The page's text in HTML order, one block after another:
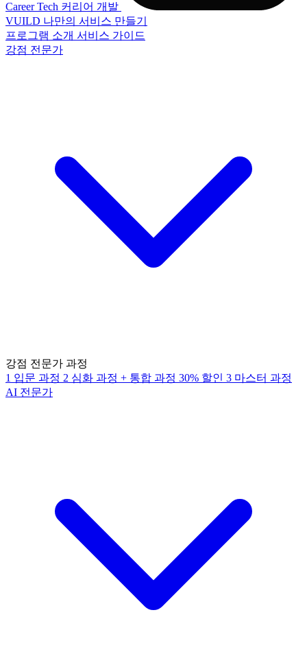
Career Tech 커리어 개발
VUILD 나만의 서비스 만들기
프로그램 소개 서비스 가이드
강점 전문가
강점 전문가 과정
1 입문 과정 2 심화 과정 + 통합 과정 30% 할인 3 마스터 과정
AI 전문가